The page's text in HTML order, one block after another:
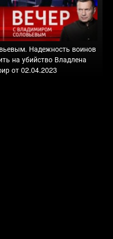
Надежность воинов
на убийство Владлена
от 02.04.2023